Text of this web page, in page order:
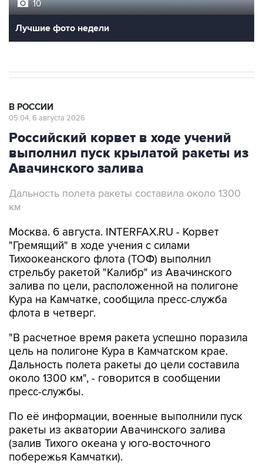
10
Лучшие фото недели
В РОССИИ
05:04, 6 августа 2026
Российский корвет в ходе учений
выполнил пуск крылатой ракеты из
Авачинского залива
Дальность полета ракеты составила около 1300
км
Москва. 6 августа. INTERFAX.RU - Корвет
"Гремящий" в ходе учения с силами
Тихоокеанского флота (ТОФ) выполнил
стрельбу ракетой "Калибр" из Авачинского
залива по цели, расположенной на полигоне
Кура на Камчатке, сообщила пресс-служба
флота в четверг.
"В расчетное время ракета успешно поразила
цель на полигоне Кура в Камчатском крае.
Дальность полета ракеты до цели составила
около 1300 км", - говорится в сообщении
пресс-службы.
По её информации, военные выполнили пуск
ракеты из акватории Авачинского залива
(залив Тихого океана у юго-восточного
побережья Камчатки).